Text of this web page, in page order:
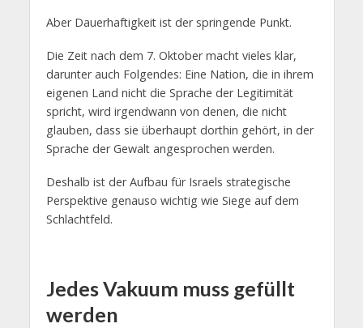
Aber Dauerhaftigkeit ist der springende Punkt.
Die Zeit nach dem 7. Oktober macht vieles klar,
darunter auch Folgendes: Eine Nation, die in ihrem
eigenen Land nicht die Sprache der Legitimität
spricht, wird irgendwann von denen, die nicht
glauben, dass sie überhaupt dorthin gehört, in der
Sprache der Gewalt angesprochen werden.
Deshalb ist der Aufbau für Israels strategische
Perspektive genauso wichtig wie Siege auf dem
Schlachtfeld.
Jedes Vakuum muss gefüllt
werden